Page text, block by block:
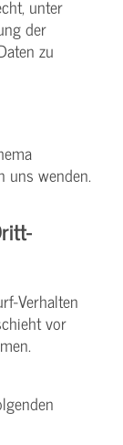
unter
der
zu
uns wenden.
Verhalten
vor